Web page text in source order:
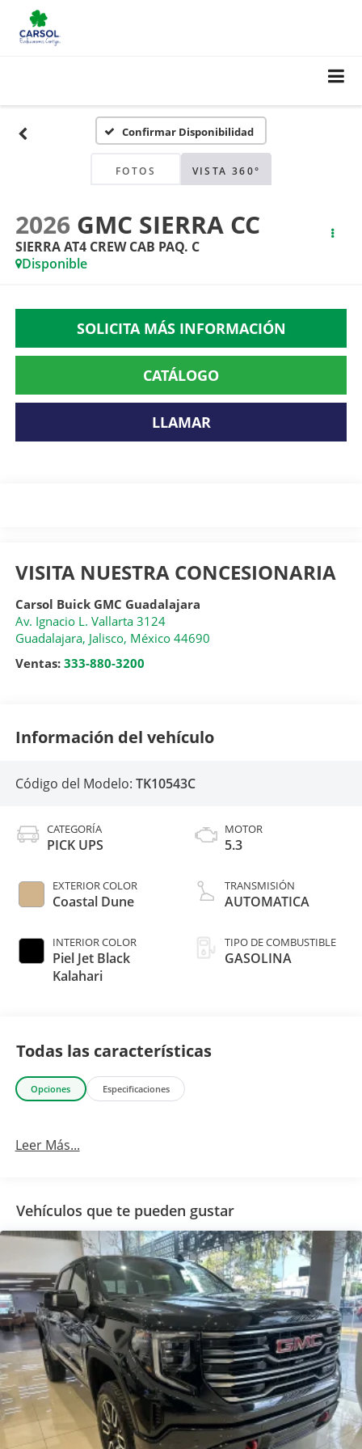
Confirmar Disponibilidad
FOTOS VISTA 360°
2026 GMC SIERRA CC
SIERRA AT4 CREW CAB PAQ. C
Disponible
SOLICITA MÁS INFORMACIÓN
CATÁLOGO
LLAMAR
VISITA NUESTRA CONCESIONARIA
Carsol Buick GMC Guadalajara
Av. Ignacio L. Vallarta 3124
Guadalajara, Jalisco, México 44690
Ventas: 333-880-3200
Información del vehículo
Código del Modelo: TK10543C
CATEGORÍA
PICK UPS
EXTERIOR COLOR
Coastal Dune
INTERIOR COLOR
Piel Jet Black
Kalahari
MOTOR
5.3
TRANSMISIÓN
AUTOMATICA
TIPO DE COMBUSTIBLE
GASOLINA
Todas las características
Opciones Especificaciones
Leer Más...
Vehículos que te pueden gustar